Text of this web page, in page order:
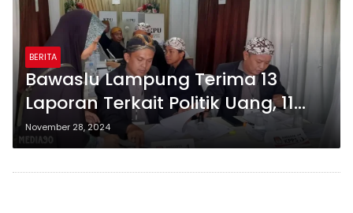
BERITA
Bawaslu Lampung Terima 13
Laporan Terkait Politik Uang, 11
Kabupaten Kemungkinan Terjadi
Pilihan Ulang
November 28, 2024